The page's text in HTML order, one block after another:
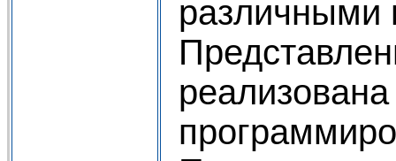
различными